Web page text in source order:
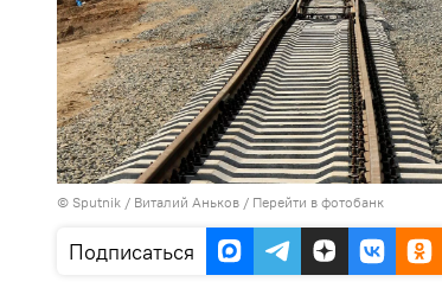
© Sputnik / Виталий Аньков / Перейти в фотобанк
Подписаться